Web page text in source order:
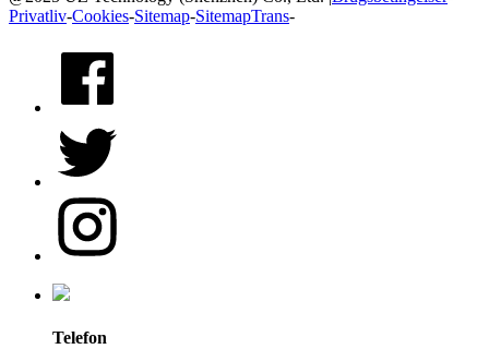
Privatliv-Cookies-Sitemap-SitemapTrans-
Telefon